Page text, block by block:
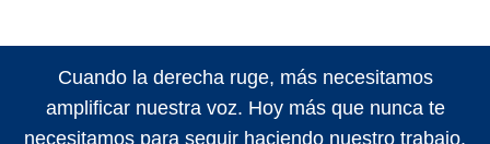
Cuando la derecha ruge, más necesitamos
amplificar nuestra voz. Hoy más que nunca te
necesitamos para seguir haciendo nuestro trabajo.